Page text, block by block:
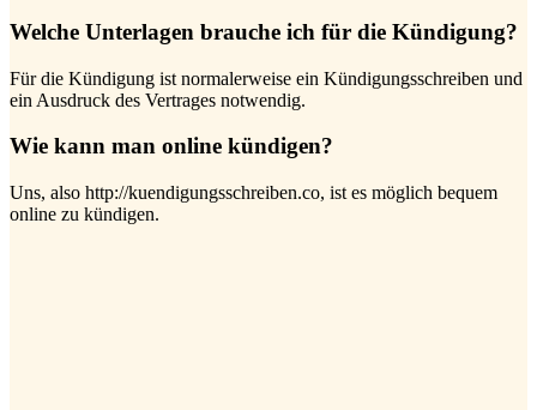
Welche Unterlagen brauche ich für die Kündigung?
Für die Kündigung ist normalerweise ein Kündigungsschreiben und
ein Ausdruck des Vertrages notwendig.
Wie kann man online kündigen?
Uns, also http://kuendigungsschreiben.co, ist es möglich bequem
online zu kündigen.